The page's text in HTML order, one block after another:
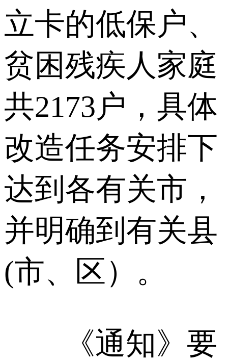
立卡的低保户、
贫困残疾人家庭
共2173户，具体
改造任务安排下
达到各有关市，
并明确到有关县
(市、区）。
《通知》要